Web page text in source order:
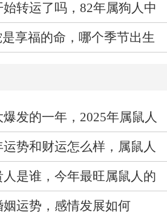
气转运了吗，82年属狗人中
何享福的命，哪个季节出生
爆发的一年，2025年属鼠人
运势和财运怎么样，属鼠人
展如何
人是谁，今年最旺属鼠人的
姻运势，感情发展如何